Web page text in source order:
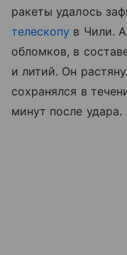
ракеты удалось
телескопу в Чили.
обломков, в
и литий. Он
сохранялся в
минут после удара.